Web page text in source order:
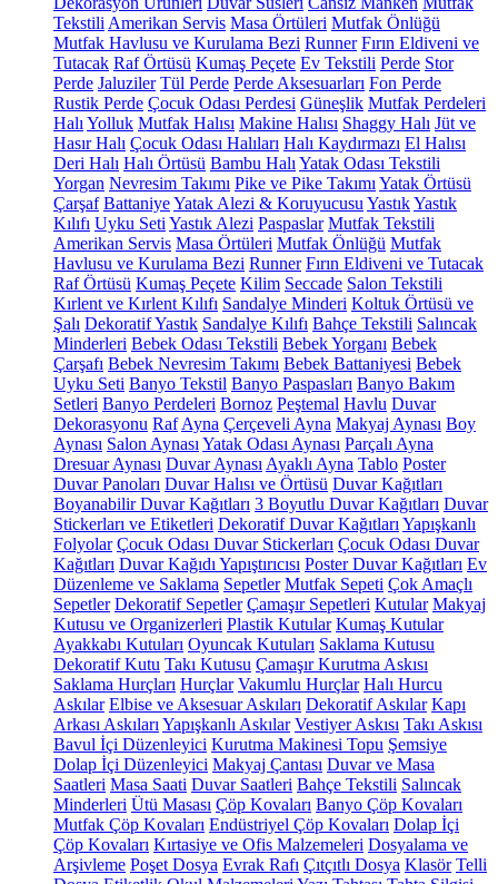
Tekstili Amerikan Servis Masa Örtüleri Mutfak Önlüğü
Mutfak Havlusu ve Kurulama Bezi Runner Fırın Eldiveni ve
Tutacak Raf Örtüsü Kumaş Peçete Ev Tekstili Perde Stor
Perde Jaluziler Tül Perde Perde Aksesuarları Fon Perde
Rustik Perde Çocuk Odası Perdesi Güneşlik Mutfak Perdeleri
Halı Yolluk Mutfak Halısı Makine Halısı Shaggy Halı Jüt ve
Hasır Halı Çocuk Odası Halıları Halı Kaydırmazı El Halısı
Deri Halı Halı Örtüsü Bambu Halı Yatak Odası Tekstili
Yorgan Nevresim Takımı Pike ve Pike Takımı Yatak Örtüsü
Çarşaf BattaniyeYatak Alezi & Koruyucusu YastıkYastık
Kılıfı Uyku Seti Yastık Alezi Paspaslar Mutfak Tekstili
Amerikan Servis Masa Örtüleri Mutfak Önlüğü Mutfak
Havlusu ve Kurulama Bezi Runner Fırın Eldiveni ve Tutacak
Raf Örtüsü Kumaş Peçete Kilim Seccade Salon Tekstili
Kırlent ve Kırlent Kılıfı Sandalye Minderi Koltuk Örtüsü ve
Şalı Dekoratif Yastık Sandalye Kılıfı Bahçe Tekstili Salıncak
Minderleri Bebek Odası Tekstili Bebek Yorganı Bebek
Çarşafı Bebek Nevresim Takımı Bebek Battaniyesi Bebek
Uyku Seti Banyo Tekstil Banyo Paspasları Banyo Bakım
Setleri Banyo Perdeleri Bornoz Peştemal Havlu Duvar
Dekorasyonu Raf Ayna Çerçeveli Ayna Makyaj Aynası Boy
Aynası Salon Aynası Yatak Odası Aynası Parçalı Ayna
Dresuar Aynası Duvar Aynası Ayaklı Ayna Tablo Poster
Duvar Panoları Duvar Halısı ve Örtüsü Duvar Kağıtları
Boyanabilir Duvar Kağıtları 3 Boyutlu Duvar Kağıtları Duvar
Stickerları ve Etiketleri Dekoratif Duvar Kağıtları Yapışkanlı
Folyolar Çocuk Odası Duvar Stickerları Çocuk Odası Duvar
Kağıtları Duvar Kağıdı Yapıştırıcısı Poster Duvar Kağıtları Ev
Düzenleme ve Saklama Sepetler Mutfak Sepeti Çok Amaçlı
Sepetler Dekoratif Sepetler Çamaşır Sepetleri Kutular Makyaj
Kutusu ve Organizerleri Plastik Kutular Kumaş Kutular
Ayakkabı Kutuları Oyuncak Kutuları Saklama Kutusu
Dekoratif Kutu Takı Kutusu Çamaşır Kurutma Askısı
Saklama Hurçları Hurçlar Vakumlu Hurçlar Halı Hurcu
Askılar Elbise ve Aksesuar Askıları Dekoratif Askılar Kapı
Arkası Askıları Yapışkanlı Askılar Vestiyer Askısı Takı Askısı
Bavul İçi Düzenleyici Kurutma Makinesi Topu Şemsiye
Dolap İçi Düzenleyici Makyaj Çantası Duvar ve Masa
Saatleri Masa Saati Duvar Saatleri Bahçe Tekstili Salıncak
Minderleri Ütü Masası Çöp Kovaları Banyo Çöp Kovaları
Mutfak Çöp Kovaları Endüstriyel Çöp Kovaları Dolap İçi
Çöp Kovaları Kırtasiye ve Ofis Malzemeleri Dosyalama ve
Arşivleme Poşet Dosya Evrak Rafı Çıtçıtlı Dosya Klasör Telli